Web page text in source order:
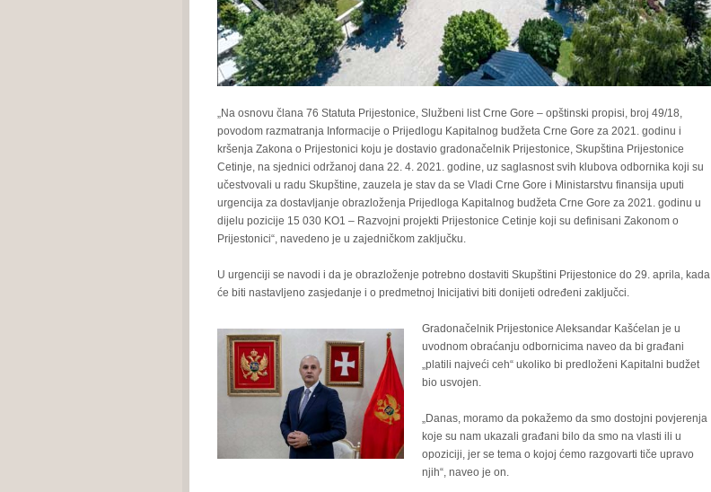
„Na osnovu člana 76 Statuta Prijestonice, Službeni list Crne Gore – opštinski propisi, broj 49/18,
povodom razmatranja Informacije o Prijedlogu Kapitalnog budžeta Crne Gore za 2021. godinu i
kršenja Zakona o Prijestonici koju je dostavio gradonačelnik Prijestonice, Skupština Prijestonice
Cetinje, na sjednici održanoj dana 22. 4. 2021. godine, uz saglasnost svih klubova odbornika koji su
učestvovali u radu Skupštine, zauzela je stav da se Vladi Crne Gore i Ministarstvu finansija uputi
urgencija za dostavljanje obrazloženja Prijedloga Kapitalnog budžeta Crne Gore za 2021. godinu u
dijelu pozicije 15 030 KO1 – Razvojni projekti Prijestonice Cetinje koji su definisani Zakonom o
Prijestonici“, navedeno je u zajedničkom zaključku.
U urgenciji se navodi i da je obrazloženje potrebno dostaviti Skupštini Prijestonice do 29. aprila, kada
će biti nastavljeno zasjedanje i o predmetnoj Inicijativi biti donijeti određeni zaključci.
Gradonačelnik Prijestonice Aleksandar Kašćelan je u
uvodnom obraćanju odbornicima naveo da bi građani
„platili najveći ceh“ ukoliko bi predloženi Kapitalni budžet
bio usvojen.
„Danas, moramo da pokažemo da smo dostojni povjerenja
koje su nam ukazali građani bilo da smo na vlasti ili u
opoziciji, jer se tema o kojoj ćemo razgovarti tiče upravo
njih“, naveo je on.